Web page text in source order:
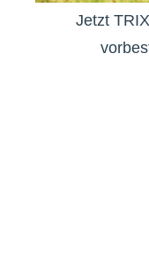
Jetzt